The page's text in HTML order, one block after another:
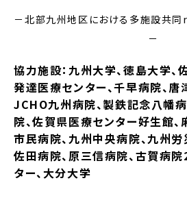
－北部九州地区における多施設
－
協力施設：九州大学、徳島大学、
発達医療センター、千早病院、唐
JCHO九州病院、製鉄記念八幡
院、佐賀県医療センター好生館、
市民病院、九州中央病院、九州労
佐田病院、原三信病院、古賀病
ター、大分大学